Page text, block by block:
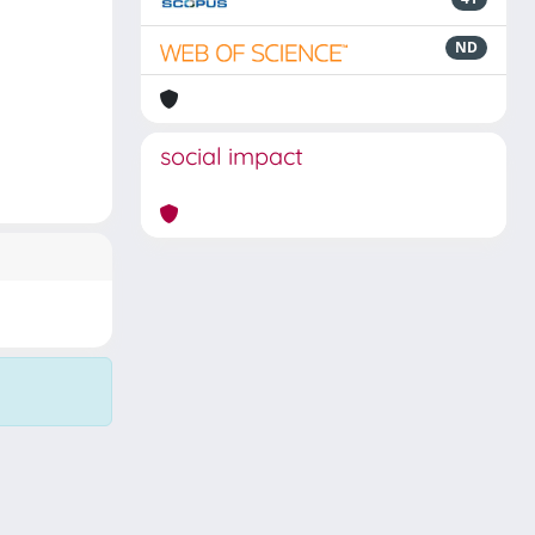
ND
social impact